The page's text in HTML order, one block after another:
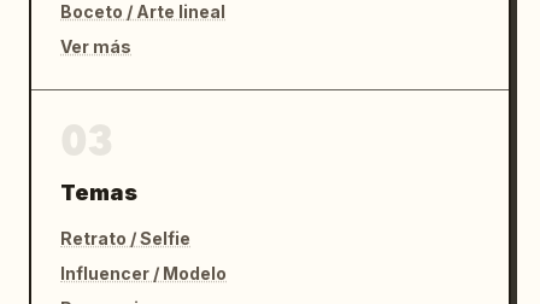
Boceto / Arte lineal
Ver más
Temas
Retrato / Selfie
Influencer / Modelo